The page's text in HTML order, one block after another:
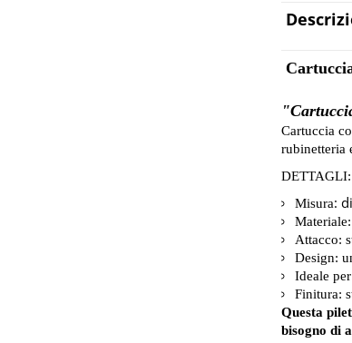
Cartuccia
rubinetteria
DETTAGLI:
Misura:
Attacco:
Design:
Ideale
Finitura:
Questa
bisogno di